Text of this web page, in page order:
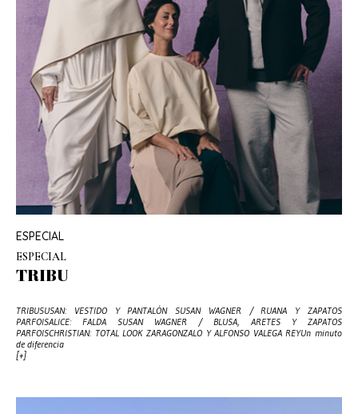
ESPECIAL
ESPECIAL
TRIBU
TRIBUSUSAN: VESTIDO Y PANTALÓN SUSAN WAGNER / RUANA Y ZAPATOS
PARFOISALICE: FALDA SUSAN WAGNER / BLUSA, ARETES Y ZAPATOS
PARFOISCHRISTIAN: TOTAL LOOK ZARAGONZALO Y ALFONSO VALEGA REYUn minuto
de diferencia
[+]